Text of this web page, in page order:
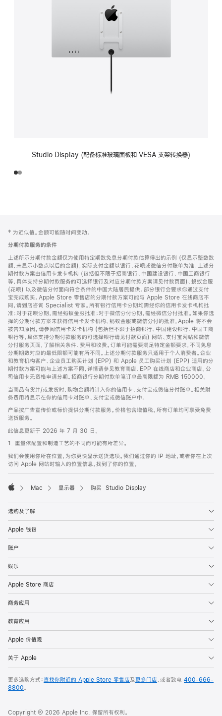
Studio Display (配备标准玻璃面板和 VESA 支架转换器)
页
页
脚
注
‡ 为近似值。金额可能随时间变动。
分期付款服务的条件
上述所示分期付款金额仅为使用特定期数免息分期付款估算得出的示例 (仅显示整数数
额，未显示小数点以后的金额)，实际支付金额以银行、花呗或微信分付账单为准。上述分
期付款方案由信用卡发卡机构 (包括但不限于招商银行、中国建设银行、中国工商银行
等，具体支持分期付款服务的可选择银行及对应分期付款方案请见付款页面)、蚂蚁金服
(花呗) 以及微信分付面向符合条件的中国大陆居民提供。部分银行会要求你通过支付
宝完成购买。Apple Store 零售店的分期付款方案可能与 Apple Store 在线商店不
同，请到店咨询 Specialist 专家。所有银行信用卡分期均需经你的信用卡发卡机构批
准；对于花呗分期，需经蚂蚁金服批准；对于微信分付分期，需经微信分付批准。如果你选
择的分期付款方案未获得信用卡发卡机构、蚂蚁金服或微信分付的批准，Apple 将不会
被告知原因。请参阅信用卡发卡机构 (包括但不限于招商银行、中国建设银行、中国工商
银行等，具体支持分期付款服务的可选择银行请见付款页面) 网站、支付宝网站和微信
分付服务页面，了解相关条件、费用和收费。订单可能需要满足特定金额要求，不同免息
分期期数对应的最低限额可能有所不同。上述分期付款服务只适用于个人消费者。企业
和教育机构客户、企业员工购买计划 (EPP) 和 Apple 员工购买计划 (EPP) 适用的分
期付款方案可能与上述方案不同，详情请参见教育商店、EPP 在线商店和企业商店。公
司信用卡无资格申请分期。招商银行分期付款单笔订单最高限额为 RMB 150000。
当商品有货并/或发货时，购物金额将计入你的信用卡、支付宝或微信分付账单。相关财
务费用将显示在你的信用卡对账单、支付宝或微信账户中。
产品按广告宣传价或标价提供分期付款服务。价格包含增值税。所有订单均可享受免费
送货服务。
此信息更新于 2026 年 7 月 30 日。
1. 重量依配置和制造工艺的不同而可能有所差异。
我们会使用你所在位置，为你更快显示送货选项。我们通过你的 IP 地址，或者你在上次
访问 Apple 网站时输入的位置信息，找到了你的位置。
Mac 显示器 购买 Studio Display
选购及了解
Apple 钱包
账户
娱乐
Apple Store 商店
商务应用
教育应用
Apple 价值观
关于 Apple
更多选购方式：查找你附近的 Apple Store 零售店及更多门店，或者致电 400-666-
8800。
Copyright © 2026 Apple Inc. 保留所有权利。